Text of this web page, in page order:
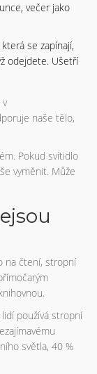
večer jako
se zapínají,
odejdete. Ušetří
v
naše tělo,
Pokud svítidlo
vyměnit. Může
na čtení, stropní
používá stropní
světla, 40 %